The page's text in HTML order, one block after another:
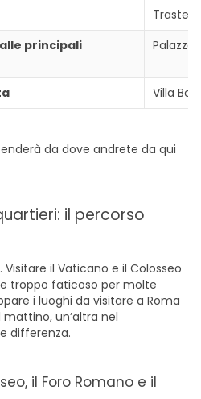
principali
Palazzo
Villa
da dove andrete da qui
il percorso
il Vaticano e il Colosseo
troppo faticoso per molte
i luoghi da visitare a Roma
un’altra nel
differenza.
il Foro Romano e il